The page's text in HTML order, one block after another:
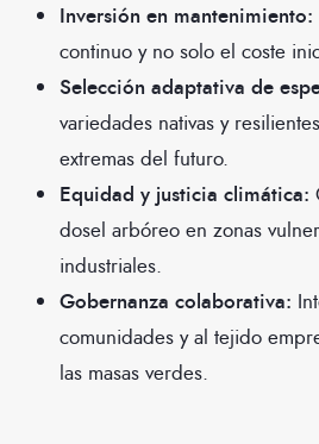
Inversión en mantenimiento:
continuo y no solo el coste
Selección adaptativa de
variedades nativas y
extremas del futuro.
Equidad y justicia climática:
dosel arbóreo en zonas
industriales.
Gobernanza colaborativa:
comunidades y al tejido
las masas verdes.